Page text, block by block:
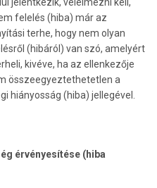
felelés (hiba) már az
terhe, hogy nem olyan
(hibáról) van szó, amelyért
kivéve, ha az ellenkezője
összeegyeztethetetlen a
hiányosság (hiba) jellegével.
érvényesítése (hiba